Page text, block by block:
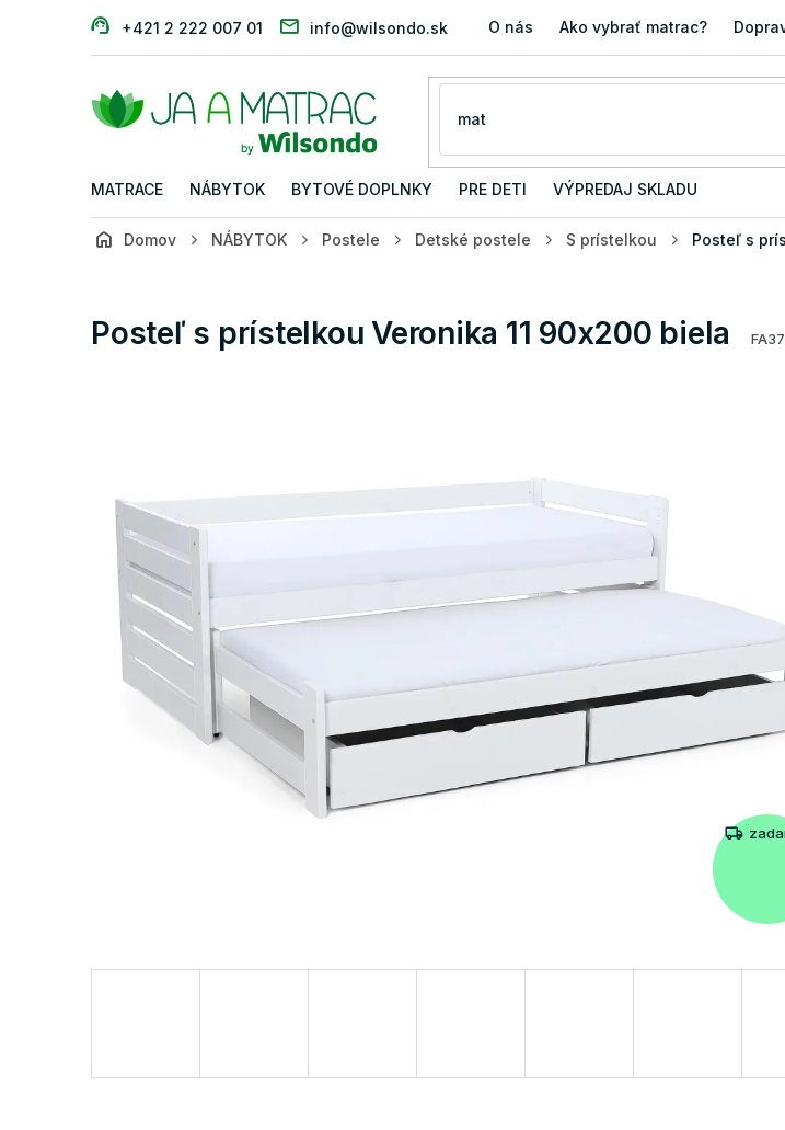
+421 2 222 007 01 info@wilsondo.sk O nás Ako vybrať matrac?
MATRACE NÁBYTOK BYTOVÉ DOPLNKY PRE DETI VÝPREDAJ SKLADU
Domov NÁBYTOK Postele Detské postele S prístelkou Posteľ s
Posteľ s prístelkou Veronika 11 90x200 biela